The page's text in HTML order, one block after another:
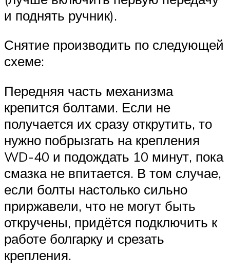
и поднять ручник).
Снятие производить по следующей
схеме:
Передняя часть механизма
крепится болтами. Если не
получается их сразу открутить, то
нужно побрызгать на крепления
WD-40 и подождать 10 минут, пока
смазка не впитается. В том случае,
если болты настолько сильно
приржавели, что не могут быть
откручены, придётся подключить к
работе болгарку и срезать
крепления.